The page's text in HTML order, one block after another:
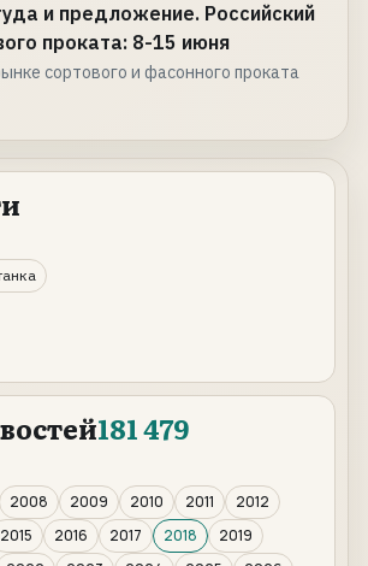
и предложение. Российский
проката: 8-15 июня
сортового и фасонного проката
181 479
2008 2009 2010 2011
2012
2015 2016 2017 2018
2019